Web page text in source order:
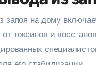
на дому
токсинов и